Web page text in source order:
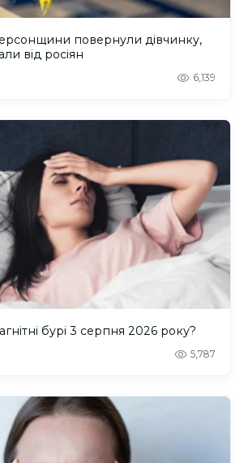
повернули дівчинку,
від росіян
6,139
бурі 3 серпня 2026 року?
5,787